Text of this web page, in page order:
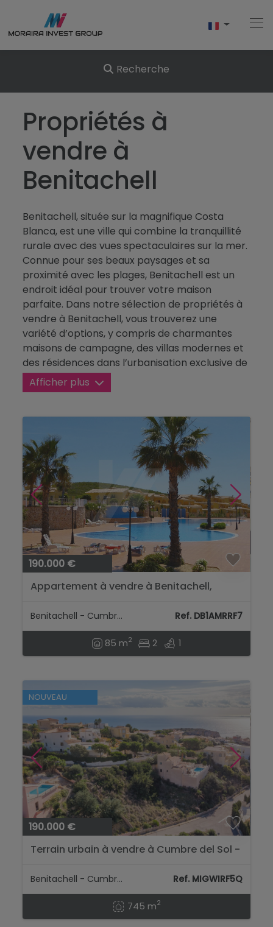
Acheter
Nouvelle Construction
Vendre
Commentaires
À Propos De Nous
Blog
Contact
Recherche
Propriétés à
vendre à
Benitachell
Benitachell, située sur la magnifique Costa
Blanca, est une ville qui combine la tranquillité
rurale avec des vues spectaculaires sur la mer.
Connue pour ses beaux paysages et sa
proximité avec les plages, Benitachell est un
endroit idéal pour trouver votre maison
parfaite. Dans notre sélection de propriétés à
vendre à Benitachell, vous trouverez une
variété d’options, y compris de charmantes
maisons de campagne, des villas modernes et
des résidences dans l’urbanisation exclusive de
Cumbre del Sol. Explorez nos offres et
découvrez les merveilles de la vie dans cette
Afficher plus
190.000 €
Appartement à vendre à Benitachell,
Benitachell - Cumbre Del Sol Ref. DB1AMRRF7
85 m2 2 1
NOUVEAU
190.000 €
Terrain urbain à vendre à Cumbre del Sol -
Benitachell - Cumbre Del Sol Ref. MIGWIRF5Q
745 m2